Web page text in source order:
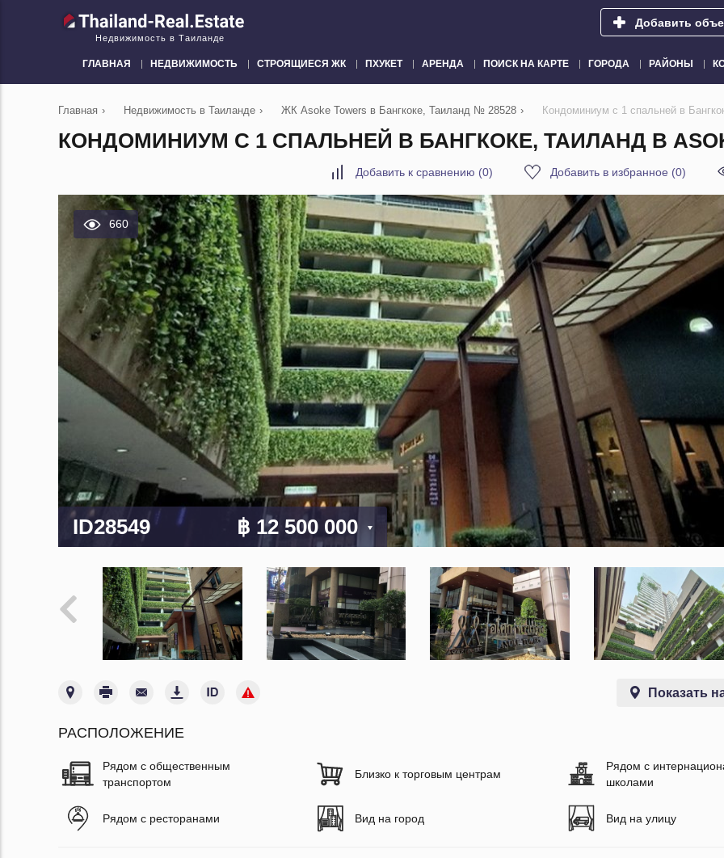
Недвижимость в Таиланде
Добавить
ГЛАВНАЯ НЕДВИЖИМОСТЬ СТРОЯЩИЕСЯ ЖК ПХУКЕТ АРЕНДА ПОИСК НА КАРТЕ ГОРОДА РАЙОНЫ
Главная › Недвижимость в Таиланде › ЖК Asoke Towers в Бангкоке, Таиланд № 28528 › Кондоминиум с 1 спальней в
КОНДОМИНИУМ С 1 СПАЛЬНЕЙ В БАНГКОКЕ, ТАИЛАНД В
Добавить к сравнению (0) Добавить в избранное (0)
660
ID28549 ฿ 12 500 000
Показать
РАСПОЛОЖЕНИЕ
Рядом с общественным
транспортом
Близко к торговым центрам
Рядом с
школами
Рядом с ресторанами Вид на город Вид на улицу